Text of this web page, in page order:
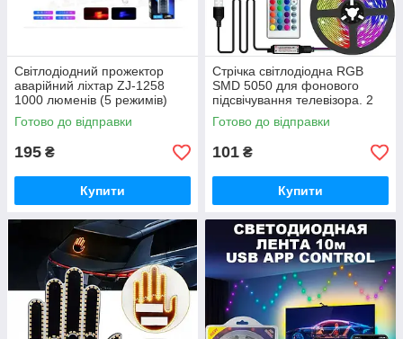
Світлодіодний прожектор
аварійний ліхтар ZJ-1258
1000 люменів (5 режимів)
iC227
Готово до відправки
195 ₴
Купити
Стрічка світлодіодна RGB
SMD 5050 для фонового
підсвічування телевізора. 2
метри з пультом від USB-
повербанка iC227
Готово до відправки
101 ₴
Купити